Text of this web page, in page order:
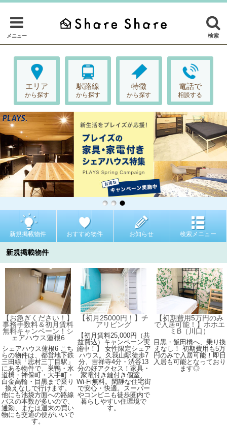
メニュー 検索
エリア
から探す
駅路線
から探す
特徴
から探す
電話で
相談する
新規掲載物件 おすすめ物件 お知らせ 検索メニュー
新規掲載物件
【お急ぎください！】
事務手数料＆初月賃料
無料キャンペーン！シ
ェアハウス蓮根6
シェアハウス蓮根6 こち
らの物件は、都営地下鉄
三田線「志村三丁目駅」
にある物件で、巣鴨・水
道橋・神保町・大手町・
白金高輪・目黒まで乗り
換えなしで行けます。
他にも池袋方面への路線
バスの本数が多いので、
通勤、または週末の買い
物にも交通の便がいいで
す。
【初月25000円！】チ
アリビング
【初月賃料25,000円（共
益費込）キャンペーン実
施中！】 女性限定シェア
ハウス。久我山駅徒歩7
分、吉祥寺4分・渋谷13
分の好アクセス！家具・
家電付き鍵付き個室、
Wi-Fi無料。閑静な住宅街
で安心・快適。スーパー
やコンビニも徒歩圏内で
暮らしやすい住環境で
す。
【初期費用5万円のみ
で入居可能！】ホホエ
ミB（川口）
目黒・飯田橋へ、乗り換
えなし！ 初期費用も5万
円のみで入居可能！即日
入居も可能となっており
ます◎